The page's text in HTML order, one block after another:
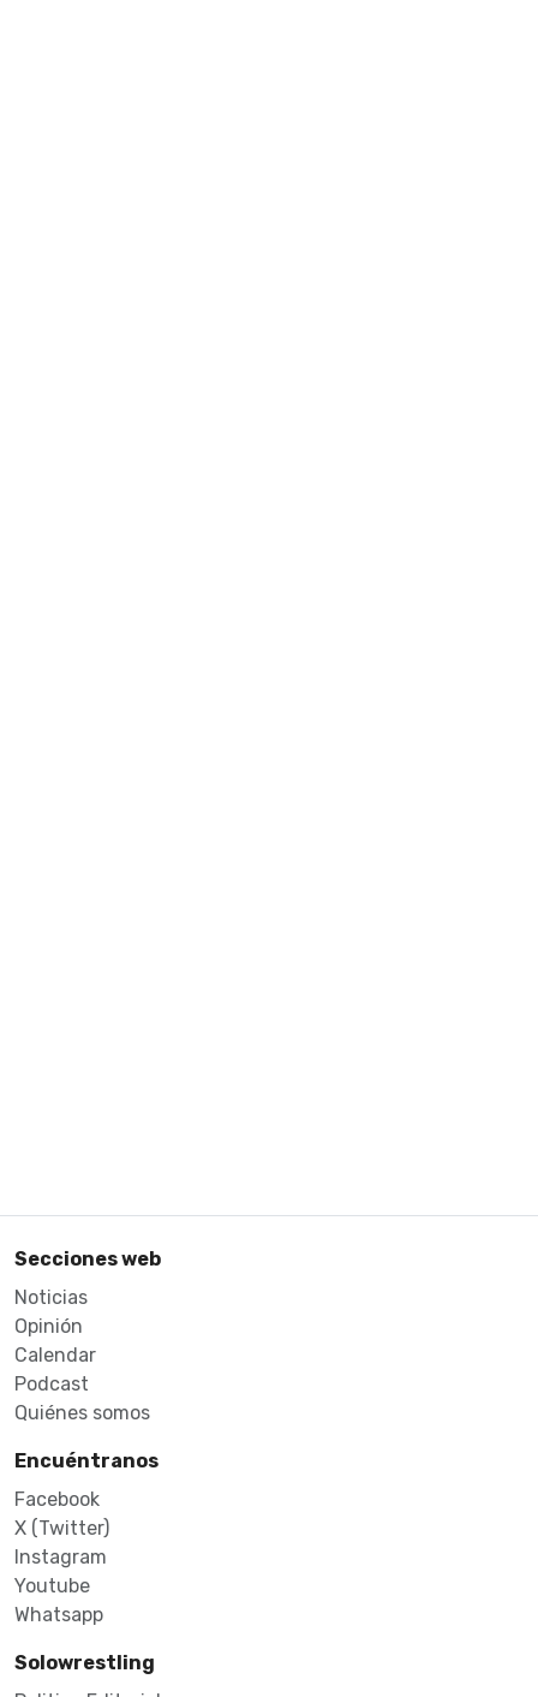
Secciones web
Noticias
Opinión
Calendar
Podcast
Quiénes somos
Encuéntranos
Facebook
X (Twitter)
Instagram
Youtube
Whatsapp
Solowrestling